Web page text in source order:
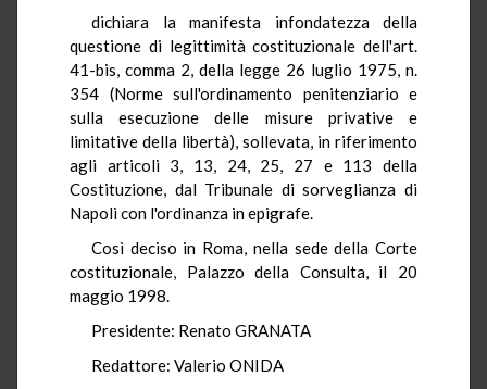
dichiara la manifesta infondatezza della
questione di legittimità costituzionale dell'art.
41-bis, comma 2, della legge 26 luglio 1975, n.
354 (Norme sull'ordinamento penitenziario e
sulla esecuzione delle misure privative e
limitative della libertà), sollevata, in riferimento
agli articoli 3, 13, 24, 25, 27 e 113 della
Costituzione, dal Tribunale di sorveglianza di
Napoli con l'ordinanza in epigrafe.
Così deciso in Roma, nella sede della Corte
costituzionale, Palazzo della Consulta, il 20
maggio 1998.
Presidente: Renato GRANATA
Redattore: Valerio ONIDA